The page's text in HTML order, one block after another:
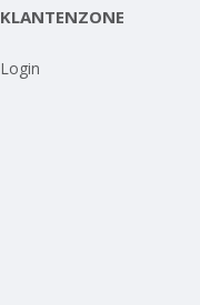
KLANTENZONE
Login